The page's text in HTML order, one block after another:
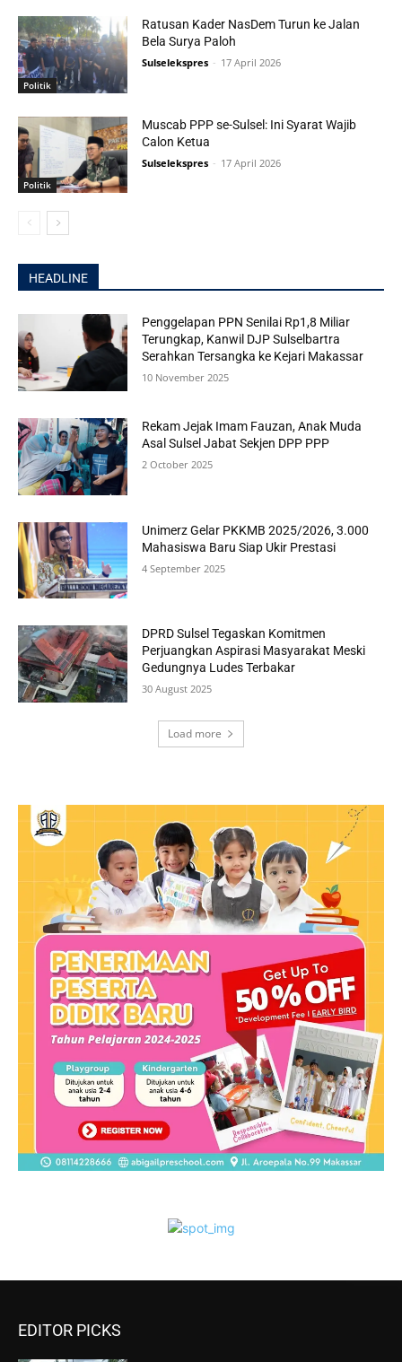
Politik
Ratusan Kader NasDem Turun ke Jalan
Bela Surya Paloh
Sulselekspres - 17 April 2026
Politik
Muscab PPP se-Sulsel: Ini Syarat Wajib
Calon Ketua
Sulselekspres - 17 April 2026
HEADLINE
Penggelapan PPN Senilai Rp1,8 Miliar
Terungkap, Kanwil DJP Sulselbartra
Serahkan Tersangka ke Kejari Makassar
10 November 2025
Rekam Jejak Imam Fauzan, Anak Muda
Asal Sulsel Jabat Sekjen DPP PPP
2 October 2025
Unimerz Gelar PKKMB 2025/2026, 3.000
Mahasiswa Baru Siap Ukir Prestasi
4 September 2025
DPRD Sulsel Tegaskan Komitmen
Perjuangkan Aspirasi Masyarakat Meski
Gedungnya Ludes Terbakar
30 August 2025
Load more
EDITOR PICKS